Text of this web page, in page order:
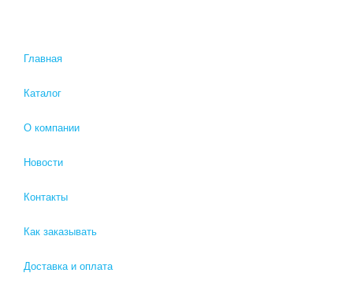
Главная
Каталог
О компании
Новости
Контакты
Как заказывать
Доставка и оплата